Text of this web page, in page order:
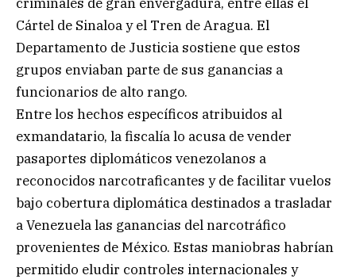
Cártel de Sinaloa y el Tren de Aragua. El
Departamento de Justicia sostiene que estos
grupos enviaban parte de sus ganancias a
funcionarios de alto rango.
Entre los hechos específicos atribuidos al
exmandatario, la fiscalía lo acusa de vender
pasaportes diplomáticos venezolanos a
reconocidos narcotraficantes y de facilitar vuelos
bajo cobertura diplomática destinados a trasladar
a Venezuela las ganancias del narcotráfico
provenientes de México. Estas maniobras habrían
permitido eludir controles internacionales y